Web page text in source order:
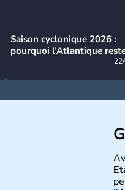
Saison cyclonique 2026 :
pourquoi l’Atlantique